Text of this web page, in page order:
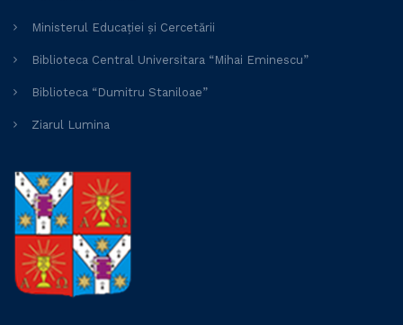
Ministerul Educației și Cercetării
Biblioteca Central Universitara “Mihai Eminescu”
Biblioteca “Dumitru Staniloae”
Ziarul Lumina